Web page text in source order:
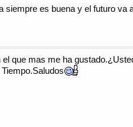
siempre es buena y el futuro va
el que mas me ha